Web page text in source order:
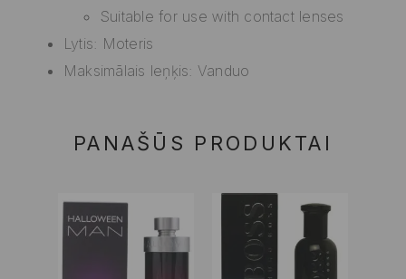
Suitable for use with contact lenses
Lytis: Moteris
Maksimālais leņķis: Vanduo
PANAŠŪS PRODUKTAI